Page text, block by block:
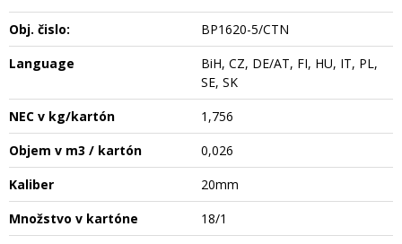
Obj. čislo:
BP1620-5/CTN
Language
BiH, CZ, DE/AT, FI, HU, IT, PL,
SE, SK
NEC v kg/kartón
1,756
Objem v m3 / kartón
0,026
Kaliber
20mm
Množstvo v kartóne
18/1